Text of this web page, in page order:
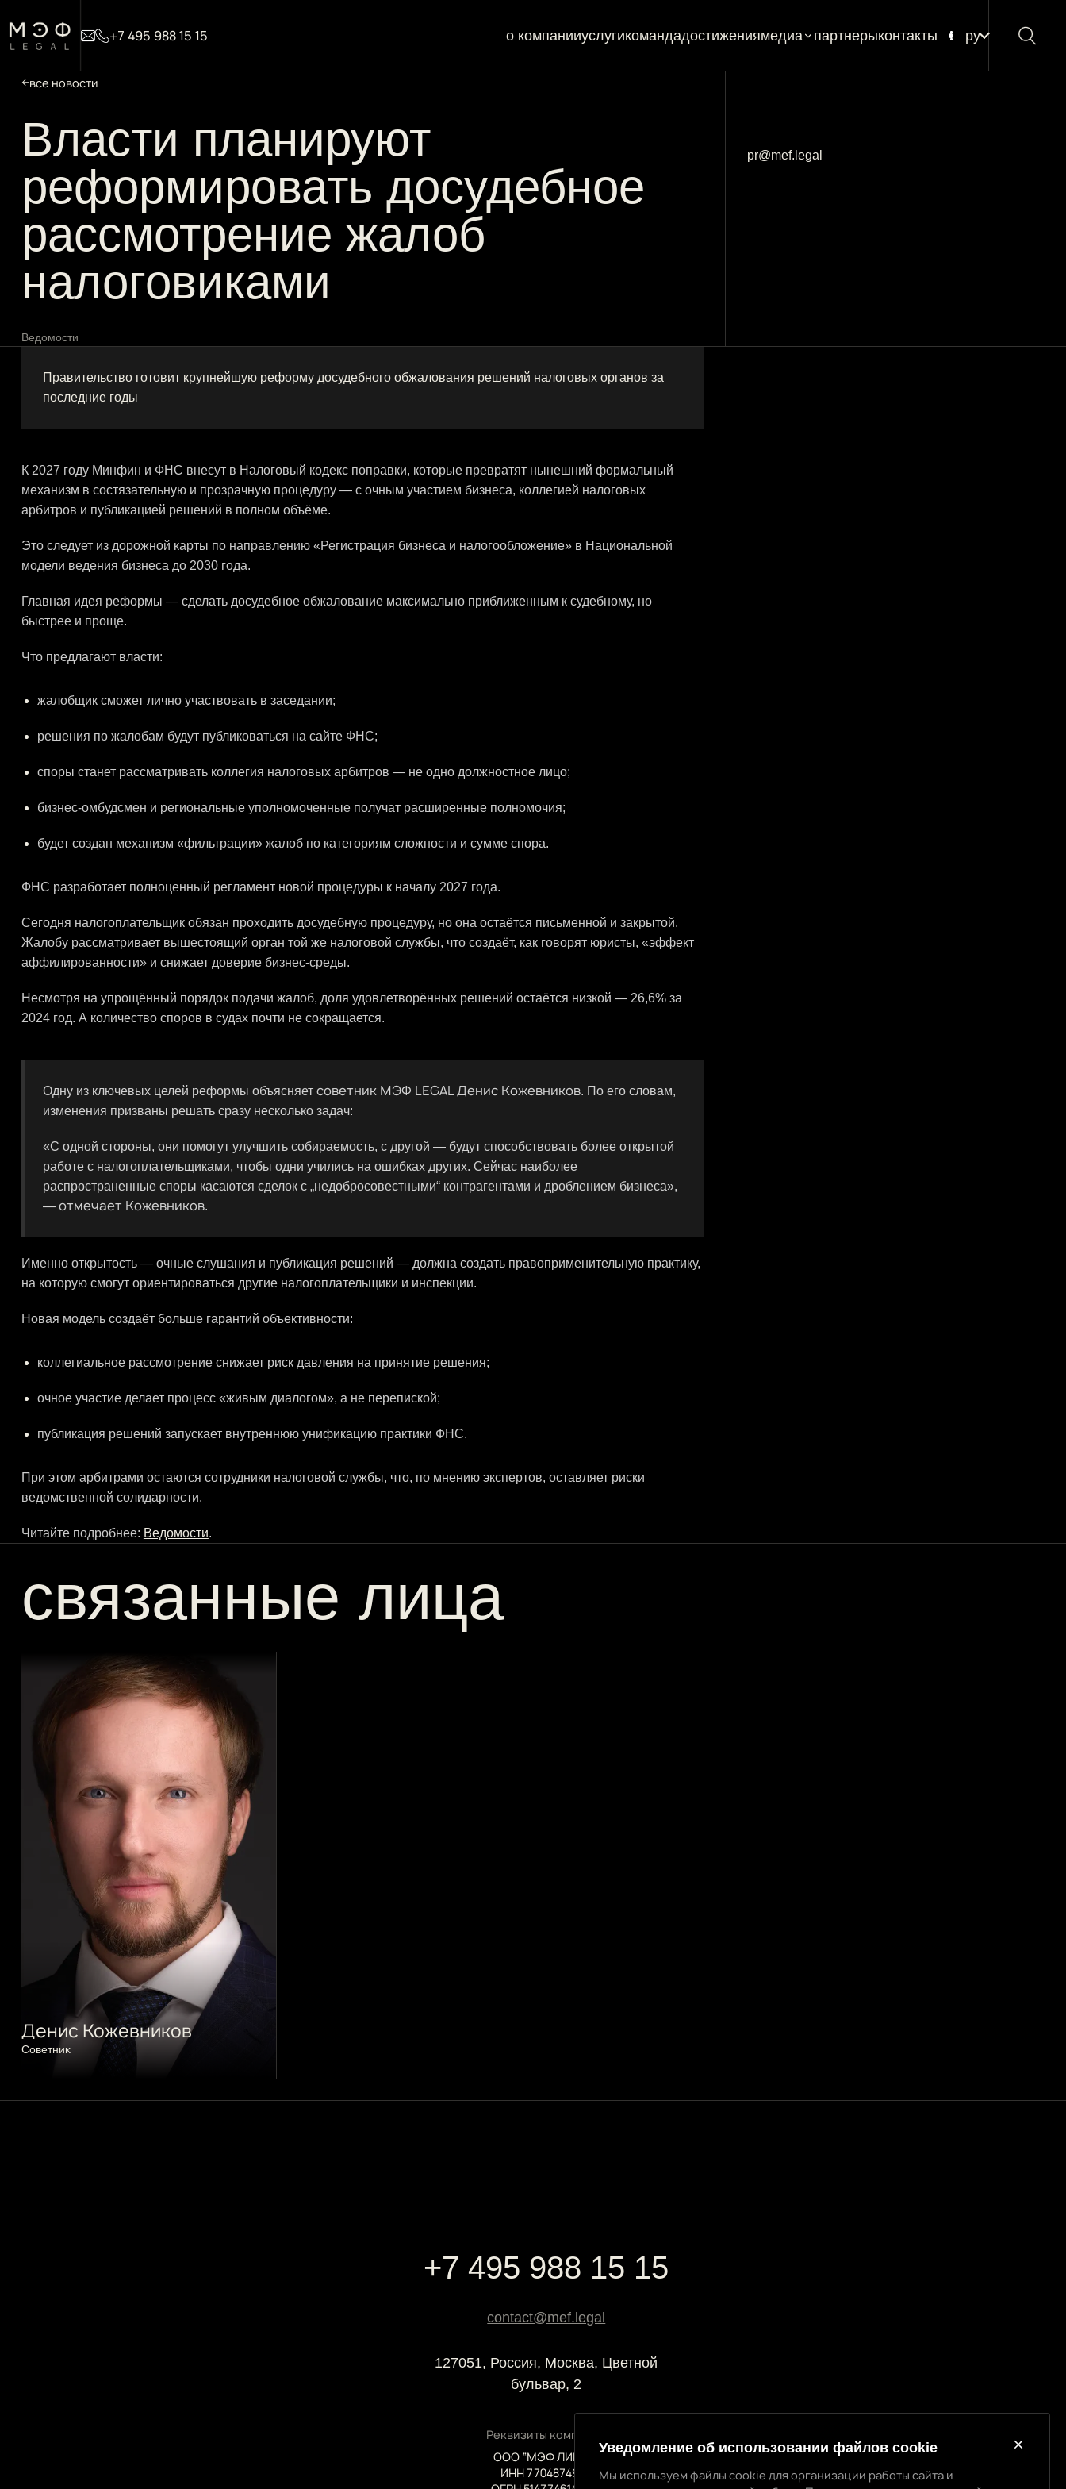
+7 495 988 15 15 о компанииуслугикомандадостижениямедиа
новости
партнерыконтакты ру
все новости
Власти планируют
реформировать досудебное
рассмотрение жалоб
налоговиками
Ведомости
pr@mef.legal
Правительство готовит крупнейшую реформу досудебного обжалования решений налоговых органов за
последние годы
К 2027 году Минфин и ФНС внесут в Налоговый кодекс поправки, которые превратят нынешний формальный
механизм в состязательную и прозрачную процедуру — с очным участием бизнеса, коллегией налоговых
арбитров и публикацией решений в полном объёме.
Это следует из дорожной карты по направлению «Регистрация бизнеса и налогообложение» в Национальной
модели ведения бизнеса до 2030 года.
Главная идея реформы — сделать досудебное обжалование максимально приближенным к судебному, но
быстрее и проще.
Что предлагают власти:
жалобщик сможет лично участвовать в заседании;
решения по жалобам будут публиковаться на сайте ФНС;
споры станет рассматривать коллегия налоговых арбитров — не одно должностное лицо;
бизнес-омбудсмен и региональные уполномоченные получат расширенные полномочия;
будет создан механизм «фильтрации» жалоб по категориям сложности и сумме спора.
ФНС разработает полноценный регламент новой процедуры к началу 2027 года.
Сегодня налогоплательщик обязан проходить досудебную процедуру, но она остаётся письменной и закрытой.
Жалобу рассматривает вышестоящий орган той же налоговой службы, что создаёт, как говорят юристы, «эффект
аффилированности» и снижает доверие бизнес-среды.
Несмотря на упрощённый порядок подачи жалоб, доля удовлетворённых решений остаётся низкой — 26,6% за
2024 год. А количество споров в судах почти не сокращается.
Одну из ключевых целей реформы объясняет советник МЭФ LEGAL Денис Кожевников. По его словам,
изменения призваны решать сразу несколько задач:
«С одной стороны, они помогут улучшить собираемость, с другой — будут способствовать более открытой
работе с налогоплательщиками, чтобы одни учились на ошибках других. Сейчас наиболее
распространенные споры касаются сделок с „недобросовестными“ контрагентами и дроблением бизнеса»,
— отмечает Кожевников.
Именно открытость — очные слушания и публикация решений — должна создать правоприменительную практику,
на которую смогут ориентироваться другие налогоплательщики и инспекции.
Новая модель создаёт больше гарантий объективности:
коллегиальное рассмотрение снижает риск давления на принятие решения;
очное участие делает процесс «живым диалогом», а не перепиской;
публикация решений запускает внутреннюю унификацию практики ФНС.
При этом арбитрами остаются сотрудники налоговой службы, что, по мнению экспертов, оставляет риски
ведомственной солидарности.
Читайте подробнее: Ведомости.
связанные лица
Денис Кожевников
Советниĸ
+7 495 988 15 15
contact@mef.legal
127051, Россия, Москва, Цветной
бульвар, 2
Реквизиты компании
ООО “МЭФ ЛИГАЛ”
ИНН 7704874992
Уведомление об использовании файлов cookie
Мы используем файлы cookie для организации работы сайта и